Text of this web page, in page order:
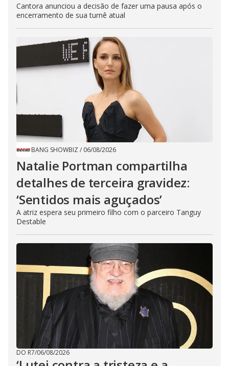
Cantora anunciou a decisão de fazer uma pausa após o
encerramento de sua turnê atual
BANG SHOWBIZ / 06/08/2026
Natalie Portman compartilha
detalhes de terceira gravidez:
‘Sentidos mais aguçados’
A atriz espera seu primeiro filho com o parceiro Tanguy
Destable
DO R7/06/08/2026